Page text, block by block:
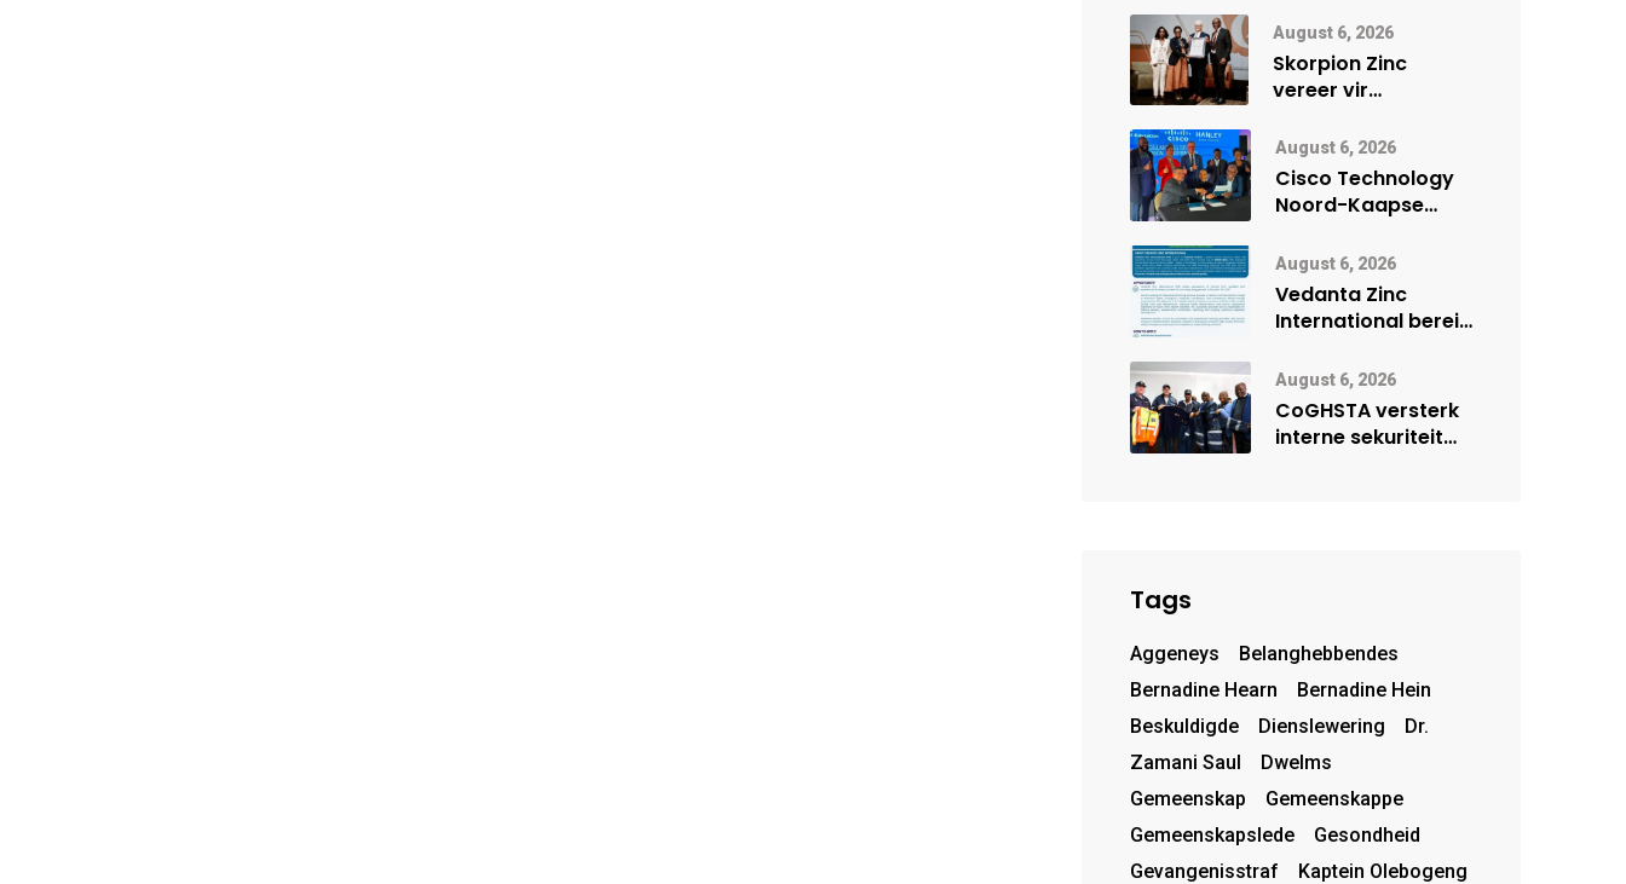
August 6, 2026
Skorpion Zinc
vereer vir
veiligheidsprestasie
by Namibië Mynbou
Ekspo
August 6, 2026
Cisco Technology
Noord-Kaapse
digitale toekoms
deur Cisco-
vennootskap
August 6, 2026
Vedanta Zinc
International berei
vir moontlike
herbegin
August 6, 2026
CoGHSTA versterk
interne sekuriteit
Tags
Aggeneys
Belanghebbendes
Bernadine Hearn
Bernadine Hein
Beskuldigde
Dienslewering
Dr.
Zamani Saul
Dwelms
Gemeenskap
Gemeenskappe
Gemeenskapslede
Gesondheid
Gevangenisstraf
Kaptein Olebogeng